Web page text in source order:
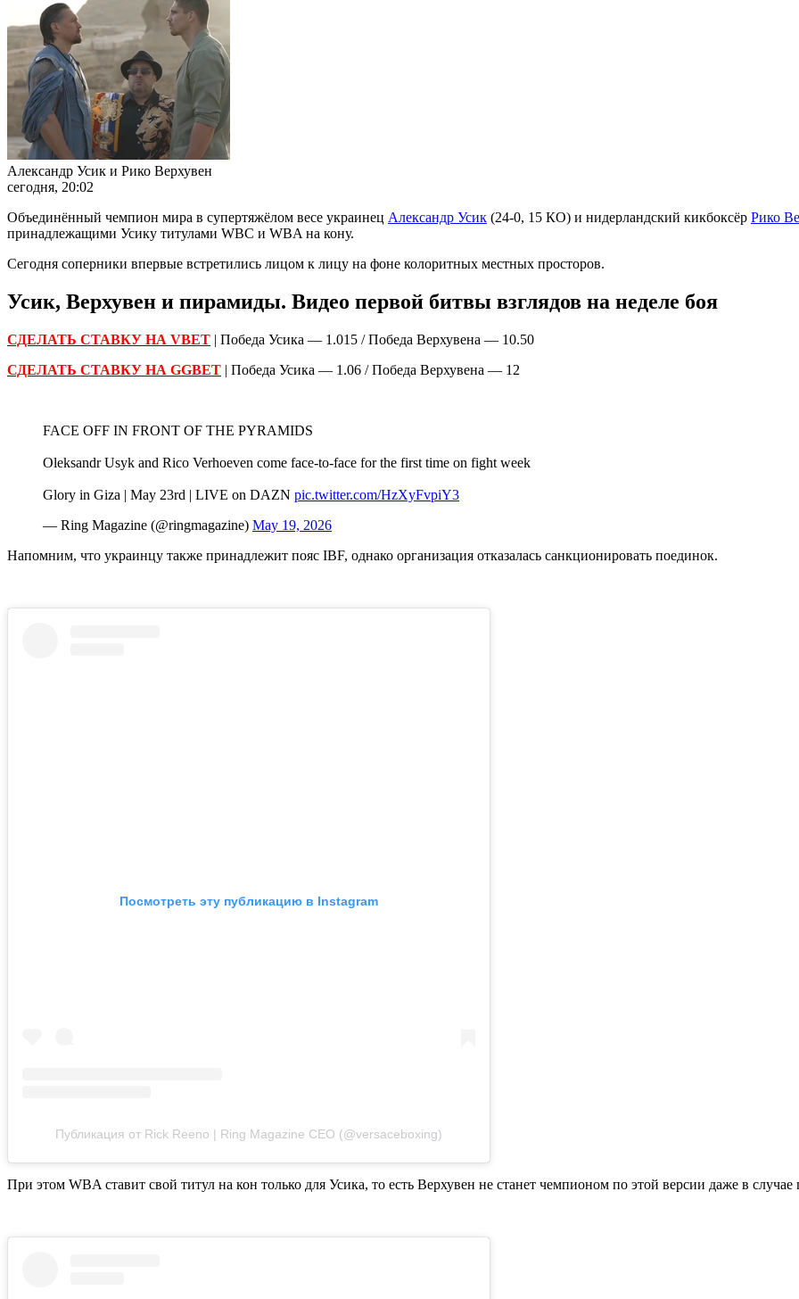
Александр Усик и Рико Верхувен
сегодня, 20:02
Объединённый чемпион мира в супертяжёлом весе украинец Александр Усик (24-0, 15 КО) и нидерландский кикбоксёр Рико
принадлежащими Усику титулами WBC и WBA на кону.
Сегодня соперники впервые встретились лицом к лицу на фоне колоритных местных просторов.
Усик, Верхувен и пирамиды. Видео первой битвы взглядов на неделе боя
СДЕЛАТЬ СТАВКУ НА VBET | Победа Усика — 1.015 / Победа Верхувена — 10.50
СДЕЛАТЬ СТАВКУ НА GGBET | Победа Усика — 1.06 / Победа Верхувена — 12
FACE OFF IN FRONT OF THE PYRAMIDS
Oleksandr Usyk and Rico Verhoeven come face-to-face for the first time on fight week
Glory in Giza | May 23rd | LIVE on DAZN pic.twitter.com/HzXyFvpiY3
— Ring Magazine (@ringmagazine) May 19, 2026
Напомним, что украинцу также принадлежит пояс IBF, однако организация отказалась санкционировать поединок.
Посмотреть эту публикацию в Instagram
Публикация от Rick Reeno | Ring Magazine CEO (@versaceboxing)
При этом WBA ставит свой титул на кон только для Усика, то есть Верхувен не станет чемпионом по этой версии даже в случае